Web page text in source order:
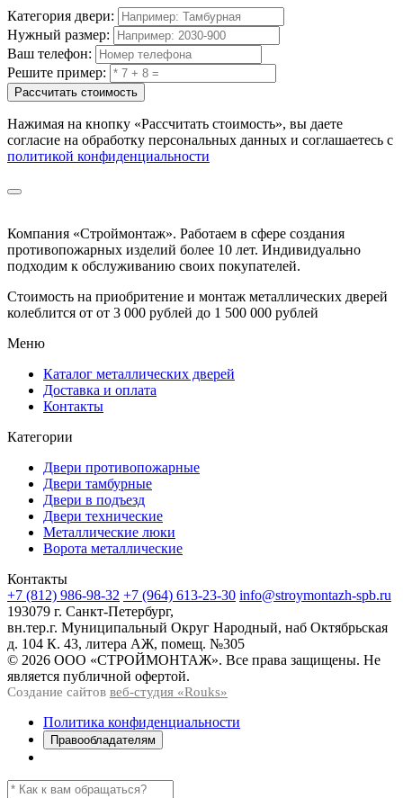
Категория двери:
Нужный размер:
Ваш телефон:
Решите пример:
Рассчитать стоимость
Нажимая на кнопку «Рассчитать стоимость», вы даете
согласие на обработку персональных данных и соглашаетесь с
политикой конфиденциальности
Компания «Строймонтаж». Работаем в сфере создания
противопожарных изделий более 10 лет. Индивидуально
подходим к обслуживанию своих покупателей.
Стоимость на приобритение и монтаж металлических дверей
колеблится от от 3 000 рублей до 1 500 000 рублей
Меню
Каталог металлических дверей
Доставка и оплата
Контакты
Категории
Двери противопожарные
Двери тамбурные
Двери в подъезд
Двери технические
Металлические люки
Ворота металлические
Контакты
+7 (812) 986-98-32 +7 (964) 613-23-30 info@stroymontazh-spb.ru
193079 г. Санкт-Петербург,
вн.тер.г. Муниципальный Округ Народный, наб Октябрьская
д. 104 К. 43, литера АЖ, помещ. №305
© 2026 ООО «СТРОЙМОНТАЖ». Все права защищены. Не
является публичной офертой.
Создание сайтов веб-студия «Rouks»
Политика конфиденциальности
Правообладателям